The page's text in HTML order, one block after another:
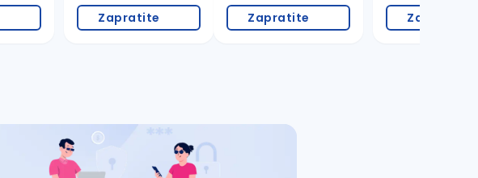
Zapratite Zapratite Zapratite